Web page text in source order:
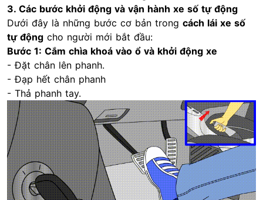
3. Các bước khởi động và vận hành xe số tự động
Dưới đây là những bước cơ bản trong cách lái xe số
tự động cho người mới bắt đầu:
Bước 1: Cắm chìa khoá vào ổ và khởi động xe
- Đặt chân lên phanh.
- Đạp hết chân phanh
- Thả phanh tay.